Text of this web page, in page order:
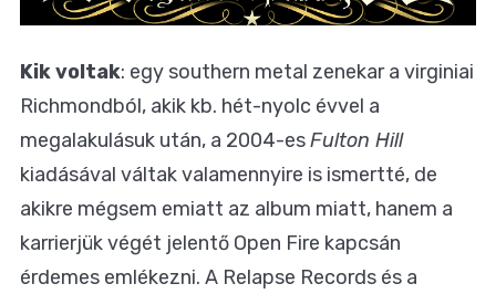
Kik voltak: egy southern metal zenekar a virginiai
Richmondból, akik kb. hét-nyolc évvel a
megalakulásuk után, a 2004-esFulton Hill
kiadásával váltak valamennyire is ismertté, de
akikre mégsem emiatt az album miatt, hanem a
karrierjük végét jelentő Open Fire kapcsán
érdemes emlékezni. A Relapse Records és a